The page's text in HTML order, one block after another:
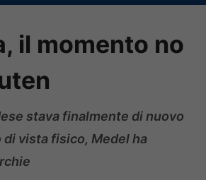
il momento no
stava finalmente di nuovo
di vista fisico, Medel ha